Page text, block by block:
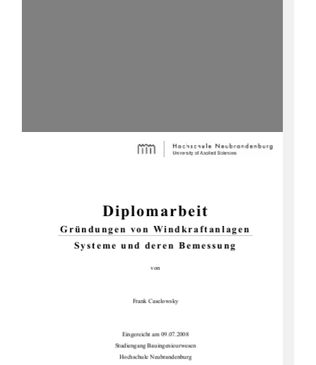
Diplomarbeit
Gründungen von Windkraftanlagen
Systeme und deren Bemessung
von
Frank Caselowsky
Eingereicht am 09.07.2008
Studiengang Bauingenieurwesen
Hochschule Neubrandenburg